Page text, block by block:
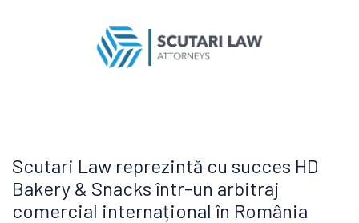
Scutari Law reprezintă cu succes HD
Bakery & Snacks într-un arbitraj
comercial internațional în România